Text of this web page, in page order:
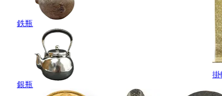
鉄瓶
銀瓶
掛